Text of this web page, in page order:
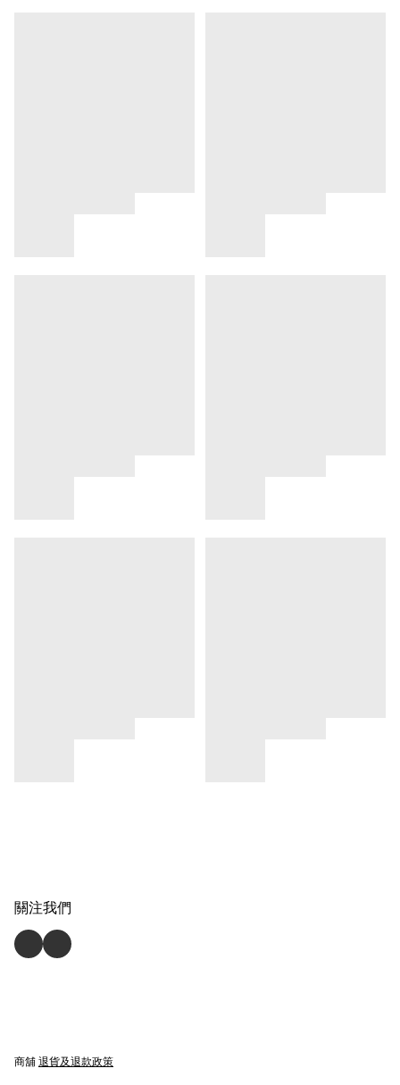
關注我們
商舖 退貨及退款政策